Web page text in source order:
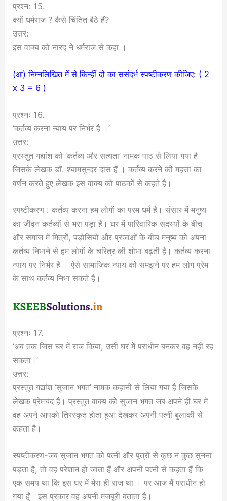
प्रश्नः 15.
क्यों धर्मराज ? कैसे चिंतित बैठे हैं?
उत्तर:
इस वाक्य को नारद ने धर्मराज से कहा ।
(आ) निम्नलिखित में से किन्हीं दो का ससंदर्भ स्पष्टीकरण कीजिए: ( 2
x 3 = 6 )
प्रश्नः 16.
‘कर्तव्य करना न्याय पर निर्भर है ।’
उत्तर:
प्रस्तुत गद्यांश को ‘कर्तव्य और सत्यता’ नामक पाठ से लिया गया है
जिसके लेखक डॉ. श्यामसुन्दर दास हैं । कर्तव्य करने की महत्ता का
वर्णन करते हुए लेखक इस वाक्य को पाठकों से कहते हैं।
स्पष्टीकरण : कर्तव्य करना हम लोगों का परम धर्म है। संसार में मनुष्य
का जीवन कर्तव्यों से भरा पड़ा है। घर में पारिवारिक सदस्यों के बीच
और समाज में मित्रों, पड़ोसियों और प्रजाओं के बीच मनुष्य को अपना
कर्तव्य निभाने से हम लोगों के चरित्र की शोभा बढ़ती है। कर्तव्य करना
न्याय पर निर्भर है । ऐसे सामाजिक न्याय को समझने पर हम लोग प्रेम
के साथ कर्तव्य निभा सकते है।
प्रश्नः 17.
‘अब तक जिस घर में राज किया, उसी घर में पराधीन बनकर वह नहीं रह
सकता।’
उत्तर:
प्रस्तुत गद्यांश ‘सुजान भगत’ नामक कहानी से लिया गया है जिसके
लेखक प्रेमचंद हैं। प्रस्तुत वाक्य को सुजान भगत जब अपने ही घर में
वह अपने आपको तिरस्कृत होता हुआ देखकर अपनी पत्नी बुलाकी से
कहता है।
स्पष्टीकरण-जब सुजान भगत को पत्नी और पुत्रों से कुछ न कुछ सुनना
पड़ता है, तो वह परेशान हो जाता हैं और अपनी पत्नी से कहता हैं कि
एक समय था कि इस घर में मेरा ही राज था । पर आज मैं पराधीन हो
गया हूँ। इस प्रकार वह अपनी मजबूरी बताता है।